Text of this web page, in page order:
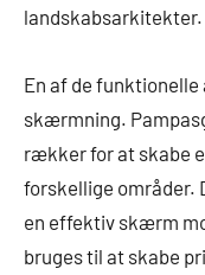
landskabsarkitekter.
En af de
skærmning.
rækker for at skabe
forskellige områder.
en effektiv skærm
bruges til at skabe